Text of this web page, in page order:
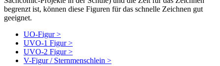
begrenzt ist, können diese Figuren für das schnelle Zeichnen gut
geeignet.
UO-Figur >
UVO-1 Figur >
UVO-2 Figur >
V-Figur / Sternmenschlein >